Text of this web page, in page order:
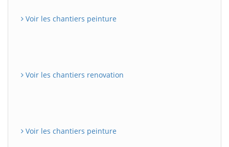
Voir les chantiers peinture
Voir les chantiers renovation
Voir les chantiers peinture